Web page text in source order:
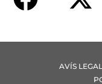
AVÍS LEGAL